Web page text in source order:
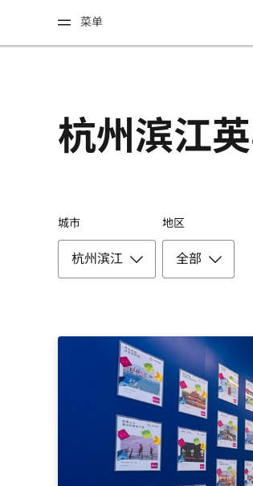
菜单
杭州滨江
城市 地区